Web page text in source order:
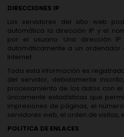
DIRECCIONES IP
Los servidores del sitio web
automática la dirección IP y el
por el usuario. Una dirección
automáticamente a un
Internet.
Toda esta información es
del servidor, debidamente
procesamiento de los datos con
únicamente estadísticas que
impresiones de páginas, el
servidores web, el orden de visitas,
POLITICA DE ENLACES